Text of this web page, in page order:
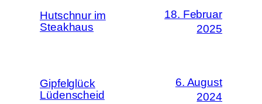
Hutschnur im
Steakhaus
18. Februar
2025
Gipfelglück
Lüdenscheid
6. August
2024